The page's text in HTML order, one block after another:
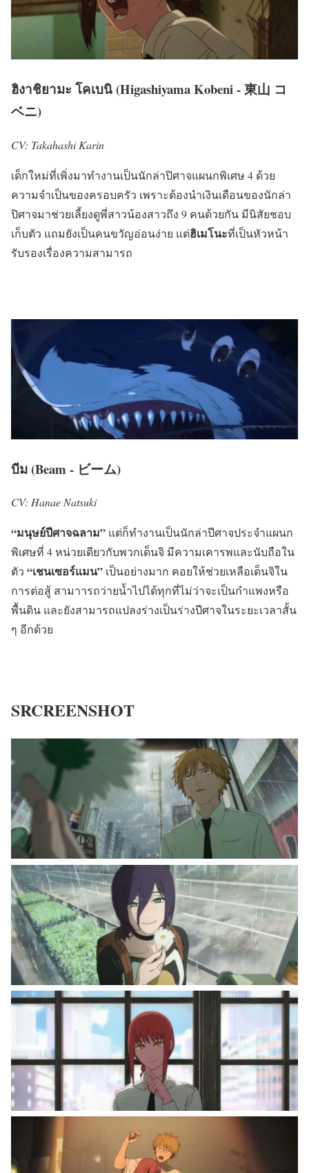
ฮิงาชิยามะ โคเบนิ (Higashiyama Kobeni - 東山 コ
ベニ)
CV: Takahashi Karin
เด็กใหม่ที่เพิ่งมาทำงานเป็นนักล่าปิศาจแผนกพิเศษ 4 ด้วย
ความจำเป็นของครอบครัว เพราะต้องนำเงินเดือนของนักล่า
ปิศาจมาช่วยเลี้ยงดูพี่สาวน้องสาวถึง 9 คนด้วยกัน มีนิสัยชอบ
เก็บตัว แถมยังเป็นคนขวัญอ่อนง่าย แต่ฮิเมโนะที่เป็นหัวหน้า
รับรองเรื่องความสามารถ
บีม (Beam - ビーム)
CV: Hanae Natsuki
“มนุษย์ปีศาจฉลาม” แต่ก็ทำงานเป็นนักล่าปีศาจประจำแผนก
พิเศษที่ 4 หน่วยเดียวกับพวกเด็นจิ มีความเคารพและนับถือใน
ตัว “เชนเซอร์แมน” เป็นอย่างมาก คอยให้ช่วยเหลือเด็นจิใน
การต่อสู้ สามาารถว่ายน้ำไปได้ทุกที่ไม่ว่าจะเป็นกำแพงหรือ
พื้นดิน และยังสามารถแปลงร่างเป็นร่างปีศาจในระยะเวลาสั้น
ๆ อีกด้วย
SRCREENSHOT